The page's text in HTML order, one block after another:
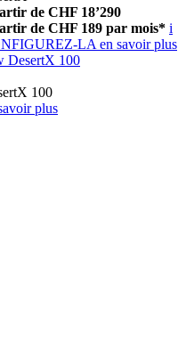
de CHF 18’290
de CHF 189 par mois* i
LA en savoir plus
DesertX 100
100
plus